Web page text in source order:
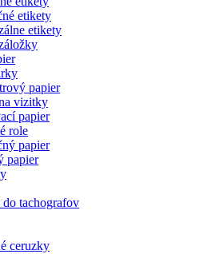
etikety
etikety
papier
vizitky
papier
role
papier
papier
tachografov
ceruzky